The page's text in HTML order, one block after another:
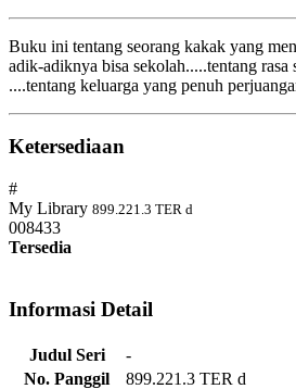
Buku ini tentang seorang kakak yang
adik-adiknya bisa sekolah.....tentang rasa
....tentang keluarga yang penuh
Ketersediaan
#
My Library 899.221.3 TER d
008433
Tersedia
Informasi Detail
Judul Seri
-
No. Panggil
899.221.3 TER d